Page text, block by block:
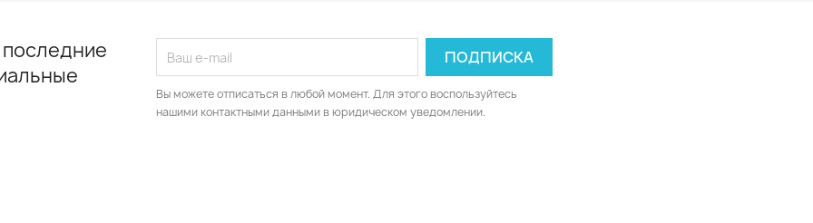
Вы можете отписаться в любой момент. Для этого воспользуйтесь
нашими контактными данными в юридическом уведомлении.